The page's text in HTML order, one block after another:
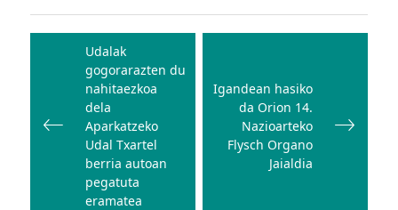
Bidalketetan
zehar
nabigatu
Udalak
gogorarazten du
nahitaezkoa
dela
Aparkatzeko
Udal Txartel
berria autoan
pegatuta
eramatea
Igandean hasiko
da Orion 14.
Nazioarteko
Flysch Organo
Jaialdia